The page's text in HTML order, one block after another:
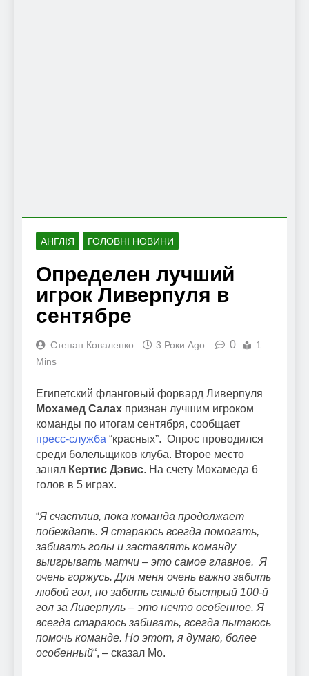
АНГЛІЯ ГОЛОВНІ НОВИНИ
Определен лучший
игрок Ливерпуля в
сентябре
Степан Коваленко 3 Роки Ago 0
1
Mins
Египетский фланговый форвард Ливерпуля
Мохамед Салах признан лучшим игроком
команды по итогам сентября, сообщает
пресс-служба “красных”. Опрос проводился
среди болельщиков клуба. Второе место
занял Кертис Дэвис. На счету Мохамеда 6
голов в 5 играх.
“Я счастлив, пока команда продолжает
побеждать. Я стараюсь всегда помогать,
забивать голы и заставлять команду
выигрывать матчи – это самое главное. Я
очень горжусь. Для меня очень важно забить
любой гол, но забить самый быстрый 100-й
гол за Ливерпуль – это нечто особенное. Я
всегда стараюсь забивать, всегда пытаюсь
помочь команде. Но этот, я думаю, более
особенный“, – сказал Мо.